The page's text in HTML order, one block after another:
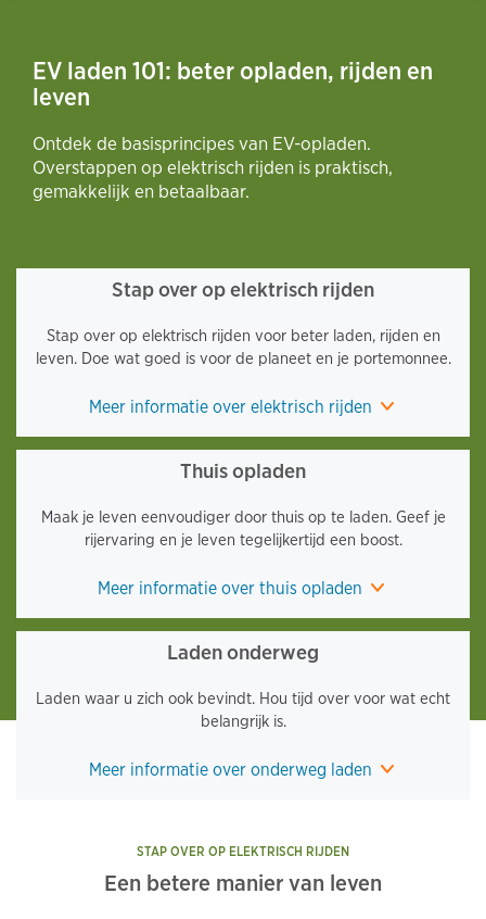
EV laden 101: beter opladen, rijden en
leven
Ontdek de basisprincipes van EV-opladen.
Overstappen op elektrisch rijden is praktisch,
gemakkelijk en betaalbaar.
Stap over op elektrisch rijden
Stap over op elektrisch rijden voor beter laden, rijden en
leven. Doe wat goed is voor de planeet en je portemonnee.
Meer informatie over elektrisch rijden
Thuis opladen
Maak je leven eenvoudiger door thuis op te laden. Geef je
rijervaring en je leven tegelijkertijd een boost.
Meer informatie over thuis opladen
Laden onderweg
Laden waar u zich ook bevindt. Hou tijd over voor wat echt
belangrijk is.
Meer informatie over onderweg laden
STAP OVER OP ELEKTRISCH RIJDEN
Een betere manier van leven